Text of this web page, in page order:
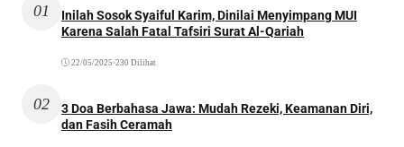
01
Inilah Sosok Syaiful Karim, Dinilai Menyimpang MUI
Karena Salah Fatal Tafsiri Surat Al-Qariah
22/05/2025 •230 Dilihat
02
3 Doa Berbahasa Jawa: Mudah Rezeki, Keamanan Diri,
dan Fasih Ceramah